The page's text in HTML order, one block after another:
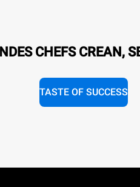
CHEFS CREAN,
TASTE OF SUCCESS